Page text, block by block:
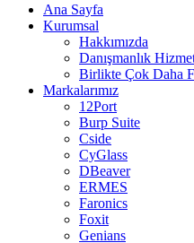
Ana Sayfa
Kurumsal
Hakkımızda
Danışmanlık
Birlikte Çok Daha
Markalarımız
12Port
Burp Suite
Cside
CyGlass
DBeaver
ERMES
Faronics
Foxit
Genians